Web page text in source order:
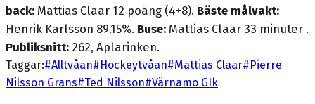
back: Mattias Claar 12 poäng (4+8). Bäste målvakt:
Henrik Karlsson 89.15%. Buse: Mattias Claar 33 minuter .
Publiksnitt: 262, Aplarinken.
Taggar:#Alltvåan#Hockeytvåan#Mattias Claar#Pierre
Nilsson Grans#Ted Nilsson#Värnamo GIk